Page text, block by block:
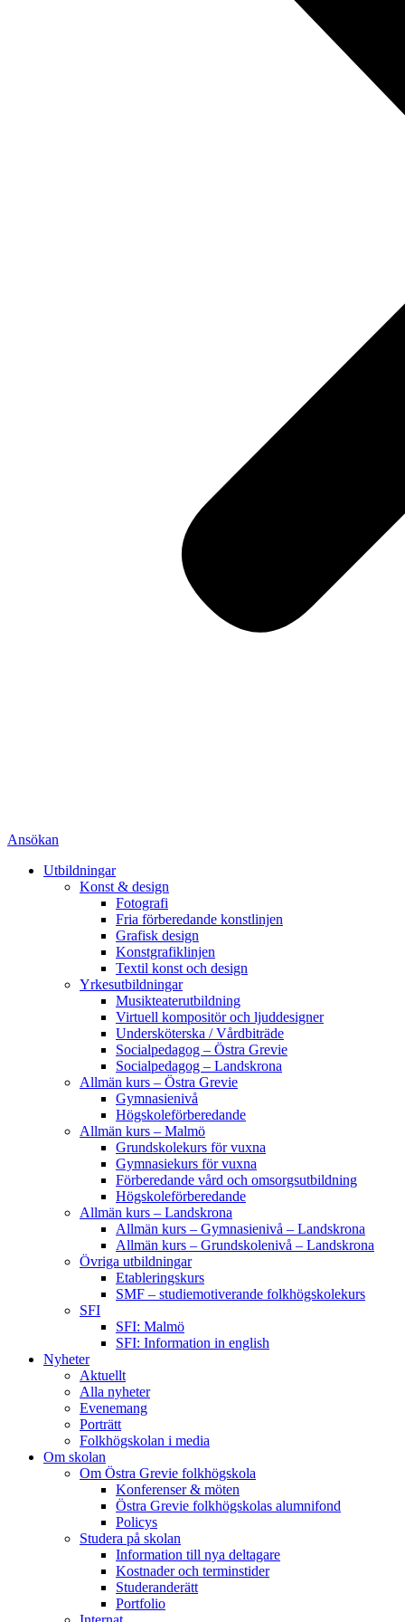
Ansökan
Utbildningar
Konst & design
Fotografi
Fria förberedande konstlinjen
Grafisk design
Konstgrafiklinjen
Textil konst och design
Yrkesutbildningar
Musikteaterutbildning
Virtuell kompositör och ljuddesigner
Undersköterska / Vårdbiträde
Socialpedagog – Östra Grevie
Socialpedagog – Landskrona
Allmän kurs – Östra Grevie
Gymnasienivå
Högskoleförberedande
Allmän kurs – Malmö
Grundskolekurs för vuxna
Gymnasiekurs för vuxna
Förberedande vård och omsorgsutbildning
Högskoleförberedande
Allmän kurs – Landskrona
Allmän kurs – Gymnasienivå – Landskrona
Allmän kurs – Grundskolenivå – Landskrona
Övriga utbildningar
Etableringskurs
SMF – studiemotiverande folkhögskolekurs
SFI
SFI: Malmö
SFI: Information in english
Nyheter
Aktuellt
Alla nyheter
Evenemang
Porträtt
Folkhögskolan i media
Om skolan
Om Östra Grevie folkhögskola
Konferenser & möten
Östra Grevie folkhögskolas alumnifond
Policys
Studera på skolan
Information till nya deltagare
Kostnader och terminstider
Studeranderätt
Portfolio